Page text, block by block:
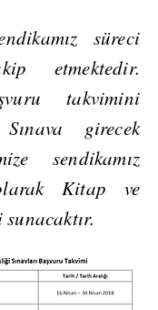
süreci
etmektedir.
takvimini
Sınava girecek
sendikamız
Kitap ve